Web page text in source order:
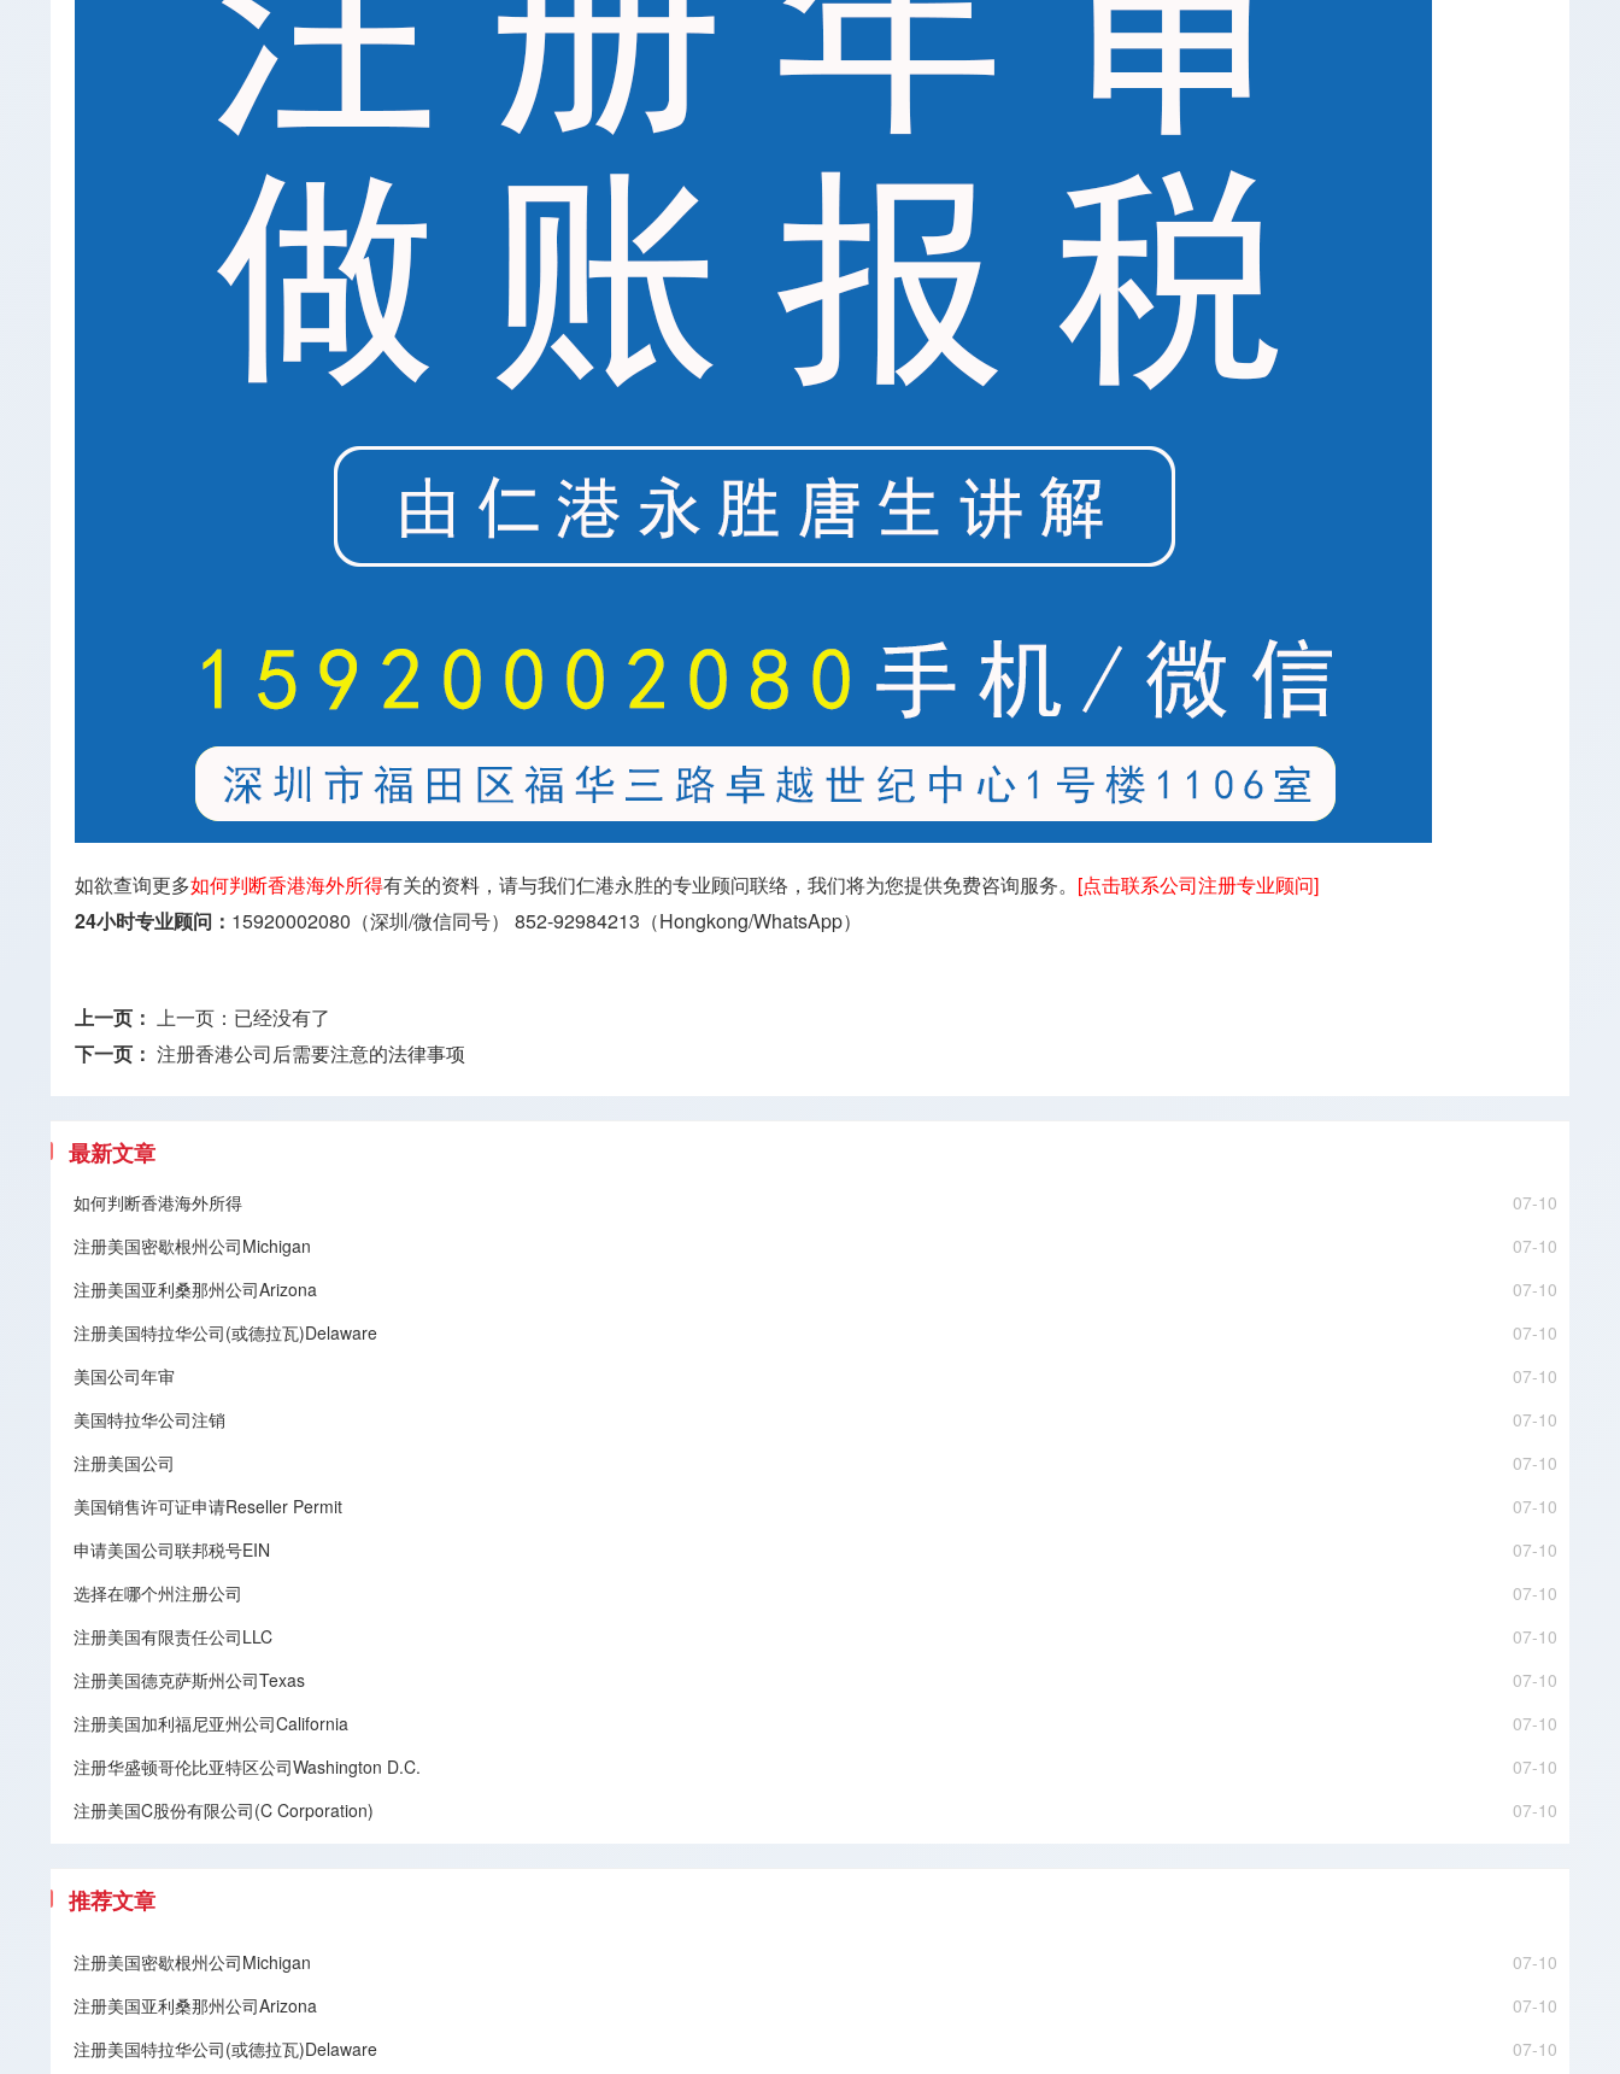
如欲查询更多如何判断香港海外所得有关的资料，请与我们仁港永胜的专业顾问联络，我们将为您提供免费咨询服务。 [点击联系公司注册专业顾问]
24小时专业顾问： 15920002080（深圳/微信同号） 852-92984213（Hongkong/WhatsApp）
上一页： 上一页：已经没有了
下一页： 注册香港公司后需要注意的法律事项
最新文章
07-10
如何判断香港海外所得
07-10
注册美国密歇根州公司Michigan
07-10
注册美国亚利桑那州公司Arizona
07-10
注册美国特拉华公司(或德拉瓦)Delaware
07-10
美国公司年审
07-10
美国特拉华公司注销
07-10
注册美国公司
07-10
美国销售许可证申请Reseller Permit
07-10
申请美国公司联邦税号EIN
07-10
选择在哪个州注册公司
07-10
注册美国有限责任公司LLC
07-10
注册美国德克萨斯州公司Texas
07-10
注册美国加利福尼亚州公司California
07-10
注册华盛顿哥伦比亚特区公司Washington D.C.
07-10
注册美国C股份有限公司(C Corporation)
推荐文章
07-10
注册美国密歇根州公司Michigan
07-10
注册美国亚利桑那州公司Arizona
07-10
注册美国特拉华公司(或德拉瓦)Delaware